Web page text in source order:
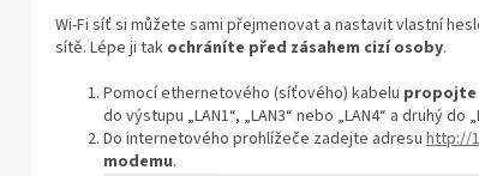
Wi‑Fi síť si můžete sami přejmenovat a nastavit vlastní
sítě. Lépe ji tak ochráníte před zásahem cizí osoby.
Pomocí ethernetového (síťového) kabelu propojte
do výstupu „LAN1“, „LAN3“ nebo „LAN4“ a druhý
Do internetového prohlížeče zadejte adresu http://
modemu.